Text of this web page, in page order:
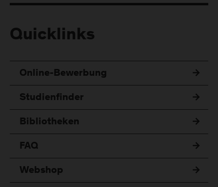
Quicklinks
Online-Bewerbung
Studienfinder
Bibliotheken
FAQ
Webshop